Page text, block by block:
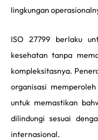
lingkungan
ISO 27799 berlaku
kesehatan tanpa
kompleksitasnya.
organisasi
untuk memastikan
dilindungi sesuai
internasional.